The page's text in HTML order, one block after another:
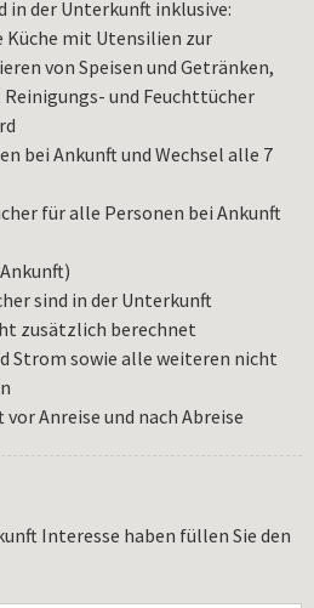
in der Unterkunft inklusive:
Küche mit Utensilien zur
von Speisen und Getränken,
und Feuchttücher
bei Ankunft und Wechsel alle 7
für alle Personen bei Ankunft
sind in der Unterkunft
zusätzlich berechnet
Strom sowie alle weiteren nicht
Anreise und nach Abreise
Interesse haben füllen Sie den